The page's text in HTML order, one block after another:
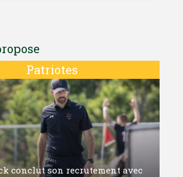
Patriotes
conclut son recrutement avec